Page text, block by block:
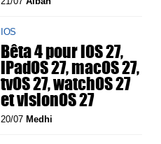
IOS
Bêta 4 pour iOS 27,
iPadOS 27, macOS 27,
tvOS 27, watchOS 27
et visionOS 27
20/07 Medhi